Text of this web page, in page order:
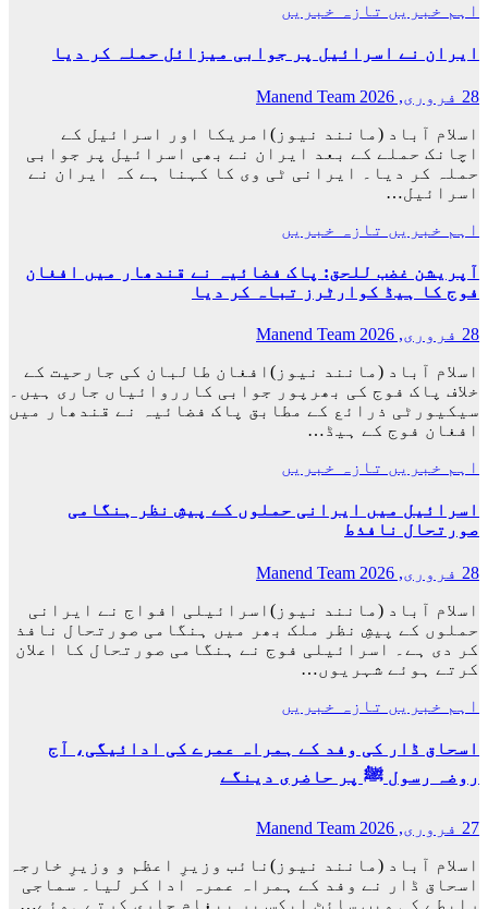
اہم خبریں تازہ خبریں
ایران نے اسرائیل پر جوابی میزائل حملہ کر دیا
28 فروری, 2026
Manend Team
اسلام آباد (مانند نیوز)امریکا اور اسرائیل کے
اچانک حملے کے بعد ایران نے بھی اسرائیل پر جوابی
حملہ کر دیا۔ ایرانی ٹی وی کا کہنا ہے کہ ایران نے
اسرائیل…
اہم خبریں تازہ خبریں
آپریشن غضب للحق: پاک فضائیہ نے قندھار میں افغان
فوج کا ہیڈ کوارٹرز تباہ کر دیا
28 فروری, 2026
Manend Team
اسلام آباد (مانند نیوز)افغان طالبان کی جارحیت کے
خلاف پاک فوج کی بھرپور جوابی کارروائیاں جاری ہیں۔
سیکیورٹی ذرائع کے مطابق پاک فضائیہ نے قندھار میں
افغان فوج کے ہیڈ…
اہم خبریں تازہ خبریں
اسرائیل میں ایرانی حملوں کے پیشِ نظر ہنگامی
صورتحال نافذط
28 فروری, 2026
Manend Team
اسلام آباد (مانند نیوز)اسرائیلی افواج نے ایرانی
حملوں کے پیشِ نظر ملک بھر میں ہنگامی صورتحال نافذ
کر دی ہے۔ اسرائیلی فوج نے ہنگامی صورتحال کا اعلان
کرتے ہوئے شہریوں…
اہم خبریں تازہ خبریں
اسحاق ڈار کی وفد کے ہمراہ عمرے کی ادائیگی، آج
روضہ رسول ﷺ پر حاضری دینگے
27 فروری, 2026
Manend Team
اسلام آباد (مانند نیوز)نائب وزیرِ اعظم و وزیرِ خارجہ
اسحاق ڈار نے وفد کے ہمراہ عمرہ ادا کر لیا۔ سماجی
رابطے کی ویب سائٹ ایکس پر پیغام جاری کرتے ہوئے…